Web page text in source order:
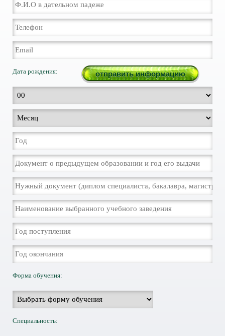
Дата рождения:
Форма обучения:
Специальность: